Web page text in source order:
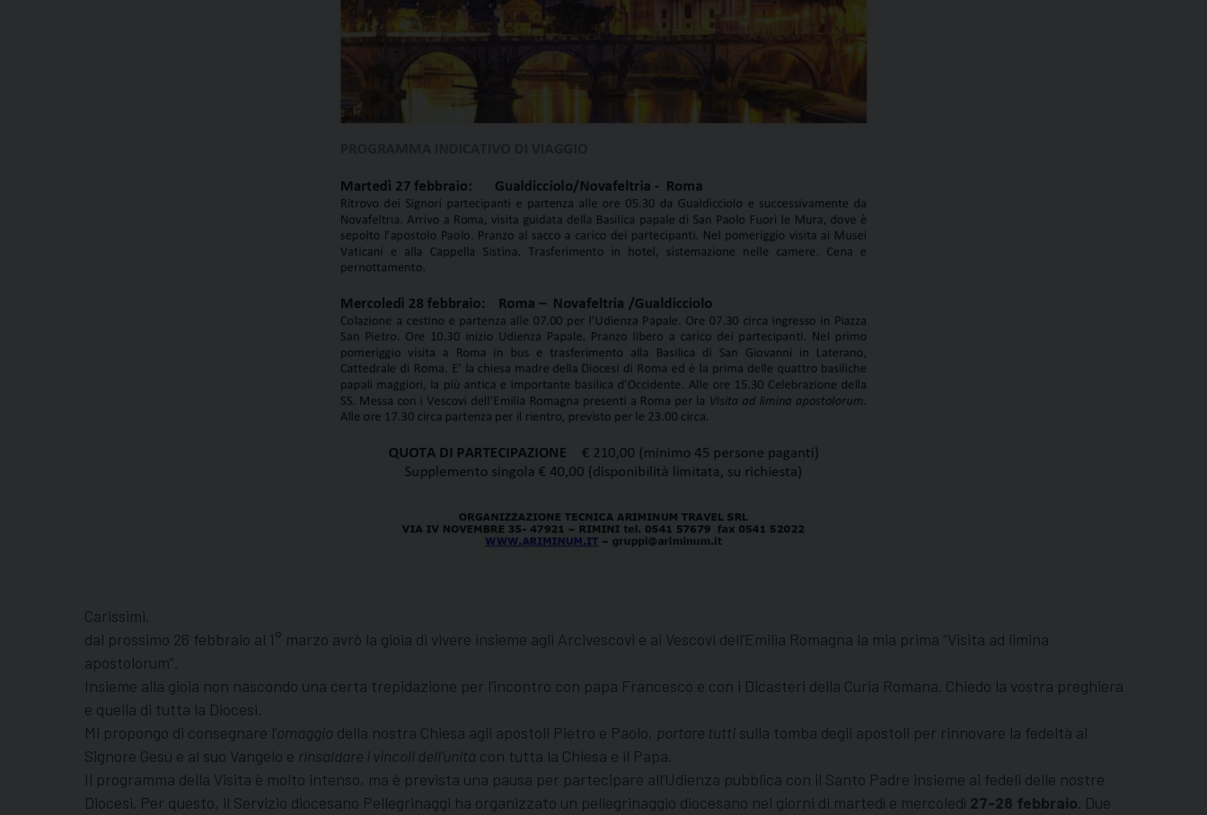
Carissimi,
dal prossimo 26 febbraio al 1° marzo avrò la gioia di vivere insieme agli Arcivescovi e ai Vescovi dell’Emilia Romagna la mia prima “Visita ad limina
apostolorum”.
Insieme alla gioia non nascondo una certa trepidazione per l’incontro con papa Francesco e con i Dicasteri della Curia Romana. Chiedo la vostra preghiera
e quella di tutta la Diocesi.
Mi propongo di consegnare l’omaggio della nostra Chiesa agli apostoli Pietro e Paolo, portare tuttisulla tomba degli apostoli per rinnovare la fedeltà al
Signore Gesù e al suo Vangelo e rinsaldare i vincoli dell’unità con tutta la Chiesa e il Papa.
Il programma della Visita è molto intenso, ma è prevista una pausa per partecipare all’Udienza pubblica con il Santo Padre insieme ai fedeli delle nostre
Diocesi. Per questo, il Servizio diocesano Pellegrinaggi ha organizzato un pellegrinaggio diocesano nei giorni di martedì e mercoledì 27-28 febbraio . Due